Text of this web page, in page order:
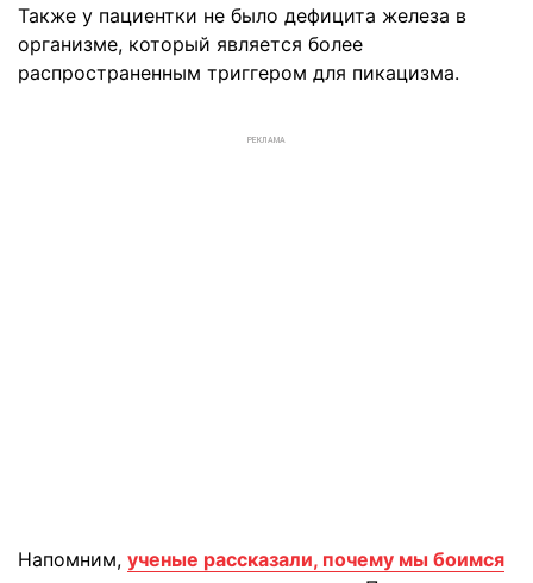
Также у пациентки не было дефицита железа в
организме, который является более
распространенным триггером для пикацизма.
РЕКЛАМА
Напомним, ученые рассказали, почему мы боимся